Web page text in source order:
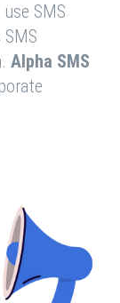
SMS
Alpha SMS